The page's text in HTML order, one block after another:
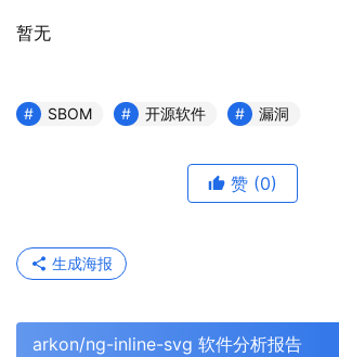
暂无
SBOM 开源软件 漏洞
赞 (0)
生成海报
arkon/ng-inline-svg 软件分析报告